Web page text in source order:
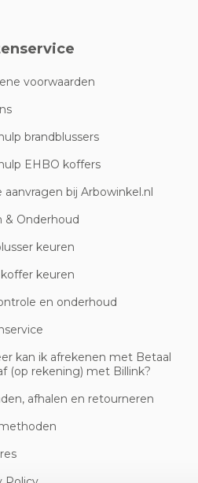
voorwaarden
brandblussers
EHBO koffers
aanvragen bij Arbowinkel.nl
& Onderhoud
keuren
keuren
en onderhoud
kan ik afrekenen met Betaal
(op rekening) met Billink?
afhalen en retourneren